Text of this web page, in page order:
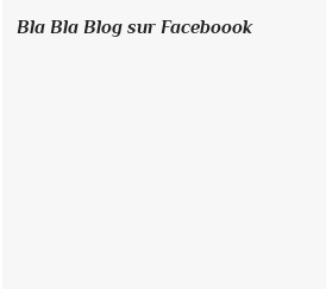
Bla Bla Blog sur Faceboook